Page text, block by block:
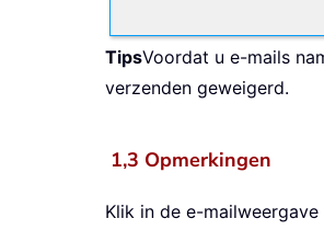
TipsVoordat u e-mails
verzenden geweigerd.
1,3 Opmerkingen
Klik in de e-mailweergave